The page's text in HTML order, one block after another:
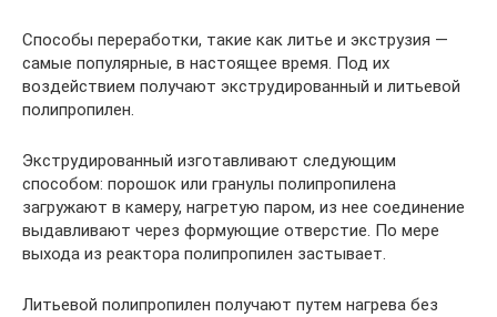
Способы переработки, такие как литье и экструзия —
самые популярные, в настоящее время. Под их
воздействием получают экструдированный и литьевой
полипропилен.
Экструдированный изготавливают следующим
способом: порошок или гранулы полипропилена
загружают в камеру, нагретую паром, из нее соединение
выдавливают через формующие отверстие. По мере
выхода из реактора полипропилен застывает.
Литьевой полипропилен получают путем нагрева без